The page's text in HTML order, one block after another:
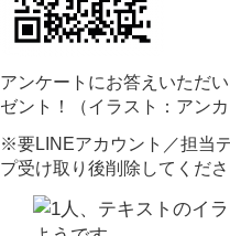
アンケートにお答えいただ
ゼント！（イラスト：アン
※要LINEアカウント／担当
プ受け取り後削除してくだ